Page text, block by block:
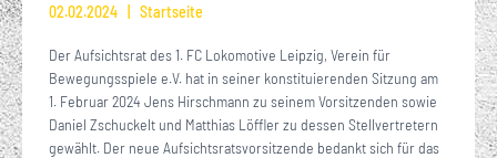
02.02.2024 Startseite
Der Aufsichtsrat des 1. FC Lokomotive Leipzig, Verein für
Bewegungsspiele e.V. hat in seiner konstituierenden Sitzung am
1. Februar 2024 Jens Hirschmann zu seinem Vorsitzenden sowie
Daniel Zschuckelt und Matthias Löffler zu dessen Stellvertretern
gewählt. Der neue Aufsichtsratsvorsitzende bedankt sich für das